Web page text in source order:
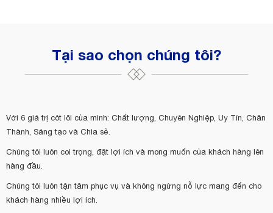
Tại sao chọn chúng tôi?
Với 6 giá trị côt lõi của mình: Chất lượng, Chuyên Nghiệp, Uy Tín, Chân
Thành, Sáng tạo và Chia sẻ.
Chúng tôi luôn coi trọng, đặt lợi ích và mong muốn của khách hàng lên
hàng đầu.
Chúng tôi luôn tận tâm phục vụ và không ngừng nỗ lực mang đến cho
khách hàng nhiều lợi ích.